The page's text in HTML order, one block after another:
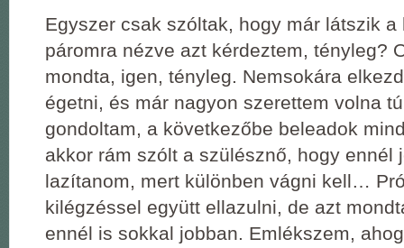
Egyszer csak szóltak, hogy már látszik a
páromra nézve azt kérdeztem, tényleg?
mondta, igen, tényleg. Nemsokára
égetni, és már nagyon szerettem volna
gondoltam, a következőbe beleadok
akkor rám szólt a szülésznő, hogy ennél
lazítanom, mert különben vágni kell…
kilégzéssel együtt ellazulni, de azt
ennél is sokkal jobban. Emlékszem,